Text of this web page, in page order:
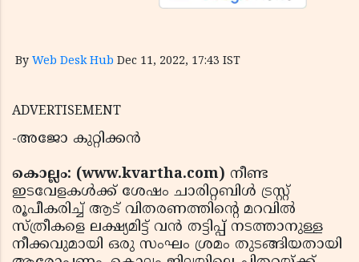
By Web Desk Hub Dec 11, 2022, 17:43 IST
ADVERTISEMENT
-അജോ കുറ്റിക്കന്‍
കൊല്ലം: (www.kvartha.com) നീണ്ട
ഇടവേളകള്‍ക്ക് ശേഷം ചാരിറ്റബിള്‍ ട്രസ്റ്റ്
രൂപീകരിച്ച് ആട് വിതരണത്തിന്റെ മറവില്‍
സ്ത്രീകളെ ലക്ഷ്യമിട്ട് വന്‍ തട്ടിപ്പ് നടത്താനുള്ള
നീക്കവുമായി ഒരു സംഘം ശ്രമം തുടങ്ങിയതായി